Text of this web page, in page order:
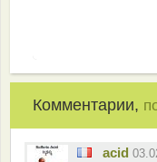
Комментарии,
acid